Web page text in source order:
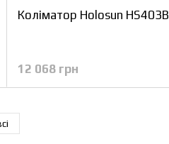
Коліматор Holosun HS403B
12 068 грн